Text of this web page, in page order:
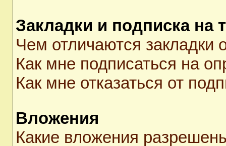
Закладки и подписка на
Чем отличаются закладки
Как мне подписаться на
Как мне отказаться от
Вложения
Какие вложения